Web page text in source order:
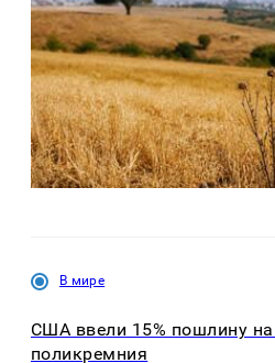
В мире
США ввели 15% пошлину
поликремния